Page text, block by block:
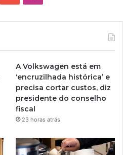
A Volkswagen está em
‘encruzilhada histórica’ e
precisa cortar custos, diz
presidente do conselho
fiscal
23 horas atrás